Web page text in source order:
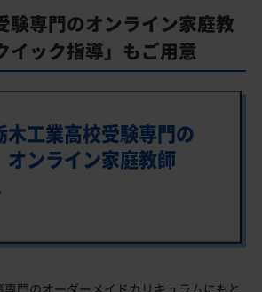
験専門のオンライン家庭教
イック指導」もご用意
木工業高校受験専門の
オンライン家庭教師